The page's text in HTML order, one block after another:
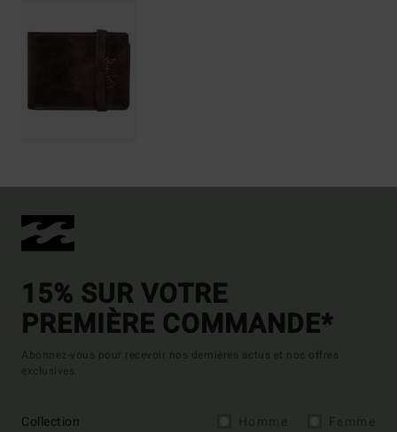
15% SUR VOTRE
PREMIÈRE COMMANDE*
Abonnez-vous pour recevoir nos dernières actus et nos offres
exclusives.
Collection